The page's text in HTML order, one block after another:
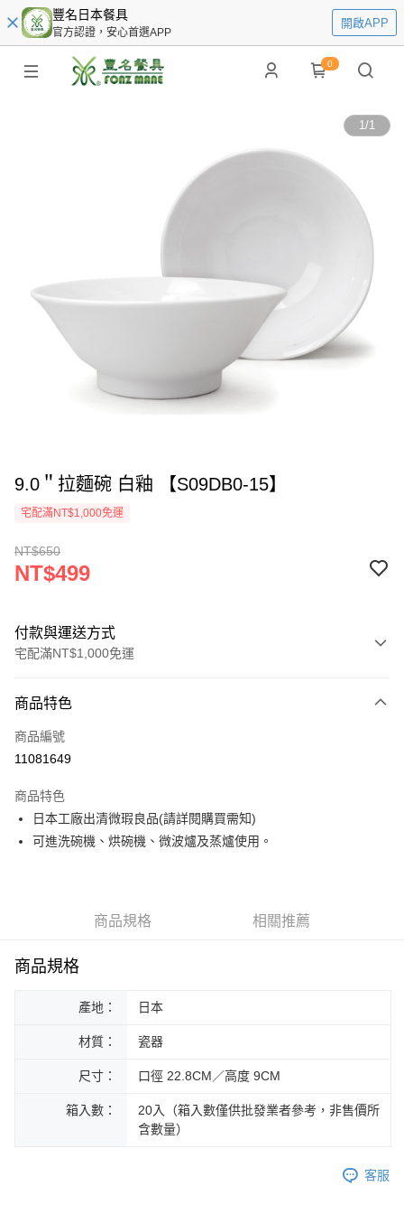
豐名日本餐具
官方認證，安心首選APP
開啟APP
0
1/1
9.0＂拉麵碗 白釉 【S09DB0-15】
宅配滿NT$1,000免運
NT$650
NT$499
付款與運送方式
宅配滿NT$1,000免運
信用卡一次付款
LINE Pay
運送方式
商品特色
商品編號
11081649
商品特色
日本工廠出清微瑕良品(請詳閱購買需知)
可進洗碗機、烘碗機、微波爐及蒸爐使用。
商品規格 相關推薦
商品規格
產地： 日本
材質： 瓷器
尺寸： 口徑 22.8CM／高度 9CM
箱入數：
20入（箱入數僅供批發業者參考，非售價所
含數量）
客服